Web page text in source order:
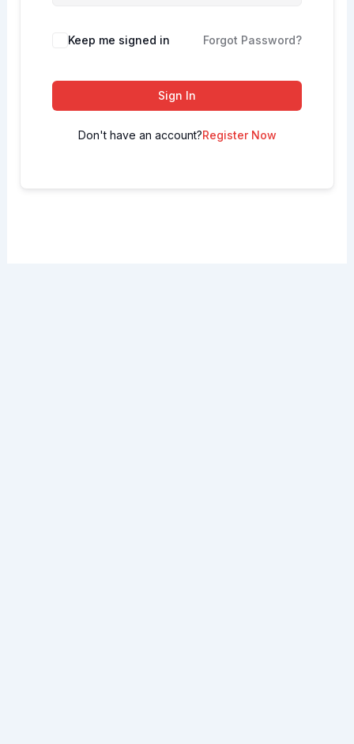
Keep me signed in Forgot Password?
Sign In
Don't have an account?Register Now